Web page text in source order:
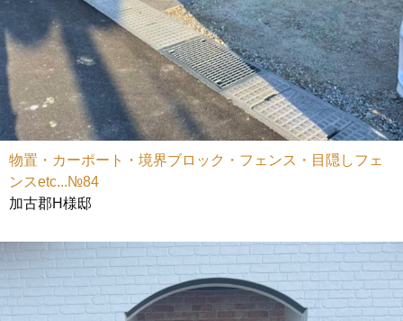
物置・カーポート・境界ブロック・フェンス・目隠しフェ
ンスetc...№84
加古郡H様邸